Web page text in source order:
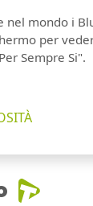
nel mondo i
per
Sempre Si".